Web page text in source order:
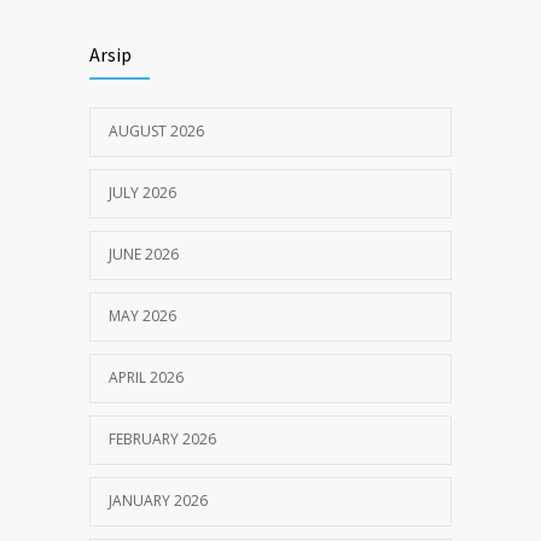
Arsip
AUGUST 2026
JULY 2026
JUNE 2026
MAY 2026
APRIL 2026
FEBRUARY 2026
JANUARY 2026